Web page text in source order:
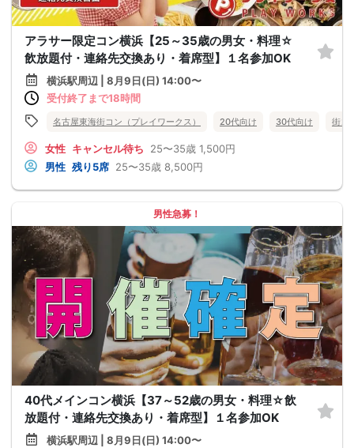
アラサー限定コン横浜【25～35歳の男女・料理☆
飲放題付・連絡先交換あり・着席型】１名参加OK
横浜駅周辺 | 8月9日(日) 14:00〜
受付終了まで18時間
名古屋東海街コン（プレイワークス） 20代向け 30代向け 街コ
女性 キャンセル待ち 25〜35歳 1,500円
男性 残り5席 25〜35歳 8,500円
男性急募！
40代メインコン横浜【37～52歳の男女・料理☆飲
放題付・連絡先交換あり・着席型】１名参加OK
横浜駅周辺 | 8月9日(日) 14:00〜